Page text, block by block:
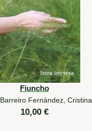
Fiuncho
Barreiro Fernández, Cristina
10,00 €